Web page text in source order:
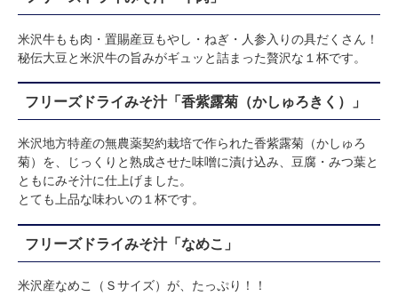
米沢牛もも肉・置賜産豆もやし・ねぎ・人参入りの具だくさん！
秘伝大豆と米沢牛の旨みがギュッと詰まった贅沢な１杯です。
フリーズドライみそ汁「香紫露菊（かしゅろきく）」
米沢地方特産の無農薬契約栽培で作られた香紫露菊（かしゅろ
菊）を、じっくりと熟成させた味噌に漬け込み、豆腐・みつ葉と
ともにみそ汁に仕上げました。
とても上品な味わいの１杯です。
フリーズドライみそ汁「なめこ」
米沢産なめこ（Ｓサイズ）が、たっぷり！！